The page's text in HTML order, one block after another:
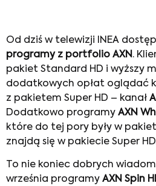
Od dziś w telewizji INEA
programy z portfolio AXN.
pakiet Standard HD i wyższy
dodatkowych opłat oglądać
z pakietem Super HD – kanał
Dodatkowo programy AXN
które do tej pory były w
znajdą się w pakiecie Super
To nie koniec dobrych
września programy AXN Spin